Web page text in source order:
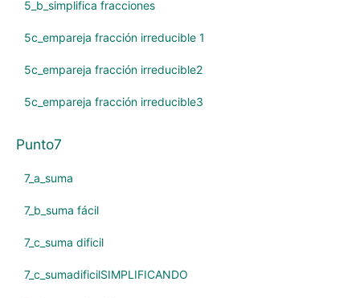
5_b_simplifica fracciones
5c_empareja fracción irreducible 1
5c_empareja fracción irreducible2
5c_empareja fracción irreducible3
Punto7
7_a_suma
7_b_suma fácil
7_c_suma dificil
7_c_sumadificilSIMPLIFICANDO